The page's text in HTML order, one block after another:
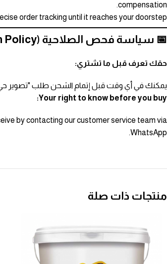
compensation.
order tracking until it reaches your doorstep.
📅 سياسة فحص الصلاحية (Expiry Verification Policy)
حقك تعرف قبل ما تشتري:
يمكنك في أي وقت قبل إتمام الشحن طلب "تصوير حي"
Your right to know before you buy:
by contacting our customer service team via
WhatsApp.
منتجات ذات صلة